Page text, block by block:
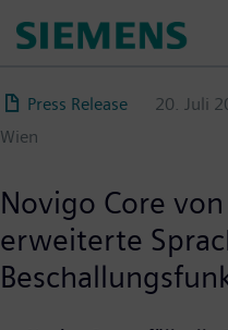
zum
Press Release
20. Juli
Wien
Novigo Core
erweiterte